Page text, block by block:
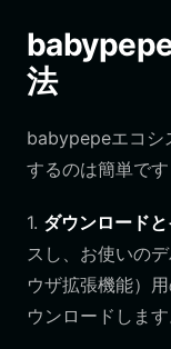
法
babypepeエコシ
するのは簡単です
1. ダウンロード
スし、お使いの
ウザ拡張機能）
ウンロードします